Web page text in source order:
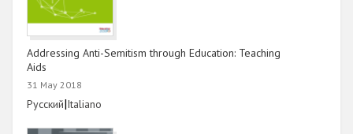
Addressing Anti-Semitism through Education: Teaching
Aids
31 May 2018
Link
Русский|Link
Italiano